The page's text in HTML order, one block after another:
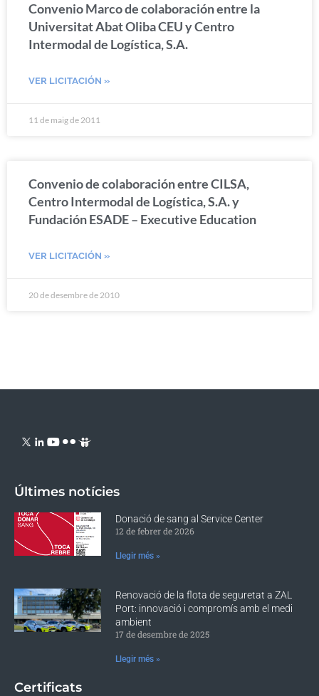
Convenio Marco de colaboración entre la
Universitat Abat Oliba CEU y Centro
Intermodal de Logística, S.A.
VER LICITACIÓN »
11 de maig de 2011
Convenio de colaboración entre CILSA,
Centro Intermodal de Logística, S.A. y
Fundación ESADE – Executive Education
VER LICITACIÓN »
20 de desembre de 2010
Últimes notícies
Donació de sang al Service Center
12 de febrer de 2026
Llegir més »
Renovació de la flota de seguretat a ZAL
Port: innovació i compromís amb el medi
ambient
17 de desembre de 2025
Llegir més »
Certificats